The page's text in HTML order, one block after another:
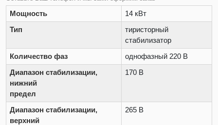
Мощность
14 кВт
Тип
тиристорный
стабилизатор
Количество фаз
однофазный 220 В
Диапазон стабилизации,
нижний
предел
170 В
Диапазон стабилизации,
верхний
265 В